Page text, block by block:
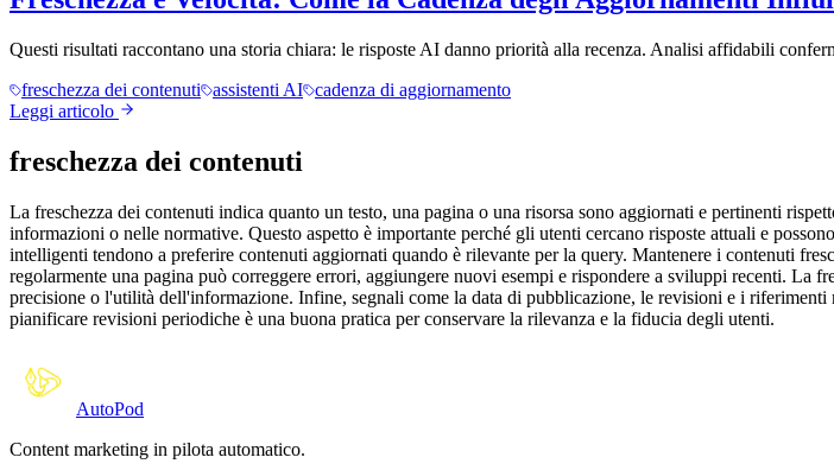
Questi risultati raccontano una storia chiara: le risposte AI danno priorità alla recenza. Analisi affidabili
freschezza dei contenuti
assistenti AI cadenza di aggiornamento
Leggi articolo
freschezza dei contenuti
La freschezza dei contenuti indica quanto un testo, una pagina o una risorsa sono aggiornati e pertinenti
informazioni o nelle normative. Questo aspetto è importante perché gli utenti cercano risposte attuali e
intelligenti tendono a preferire contenuti aggiornati quando è rilevante per la query. Mantenere i contenuti
regolarmente una pagina può correggere errori, aggiungere nuovi esempi e rispondere a sviluppi recenti. La
precisione o l'utilità dell'informazione. Infine, segnali come la data di pubblicazione, le revisioni e i
pianificare revisioni periodiche è una buona pratica per conservare la rilevanza e la fiducia degli utenti.
AutoPod
Content marketing in pilota automatico.